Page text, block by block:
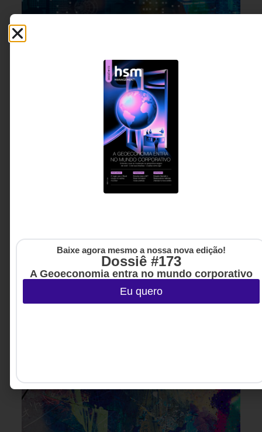
TECNOLOGIA & INTELIGENCIA
7 DE AGOSTO DE 2026 14H00
Empresas preparadas para a próxima
década não usam IA. Elas se reorganizam
infraestrutura capaz de reorganizar decisões,
processos e modelos de trabalho. Em um cenário
marcado pelo avanço dos agentes inteligentes, o
desafio das lideranças já não é implementar
tecnologia, mas redesenhar a forma como humanos
Baixe agora mesmo a nossa nova edição!
Dossiê #173
A Geoeconomia entra no mundo corporativo
Eu quero